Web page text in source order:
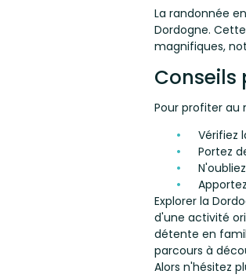
La randonnée
Dordogne.
magnifiques,
Conseils
Pour profiter au
Vérifiez
Portez
Explorer la
d'une activité
détente en
parcours à
Alors n'hésitez